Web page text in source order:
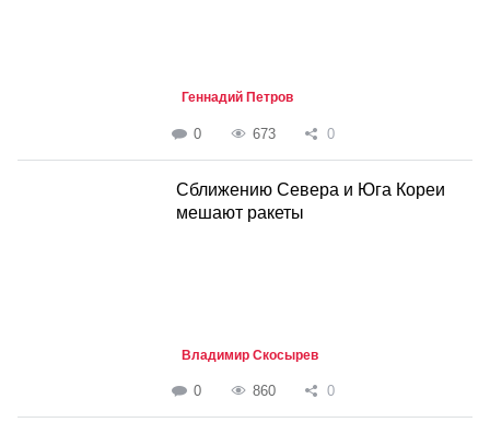
Геннадий Петров
0 673 0
Сближению Севера и Юга Кореи
мешают ракеты
Владимир Скосырев
0 860 0